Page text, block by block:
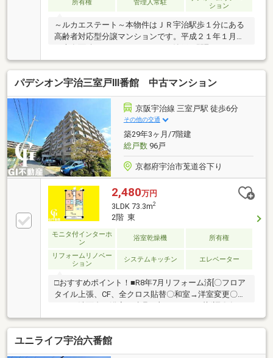
ーム・理容室サロン
所有権 管理人常駐
ション
～ルカエステート～本物件はＪＲ宇治駅歩１分にある
高齢者対応型分譲マンションです。平成２１年１月築
階部分の南東向きですので日当たり・通風・眺望良好
です。室内は令和8年4月に【全室クロス貼替、畳表
替、ハウスクリーニング等】を実施しております。お
問合せは【ルカエステート】までお気軽にお問合せ下
さい。～室内設備～・バリアフリー・LD床暖房・浴室
暖房乾燥機付・TVモニター付インターホン 等～共用
施設～・リラクゼーションルーム・大浴場 ・集会
室・レストラン・ペット洗い場・健康相談室・シアタ
ールーム・理容室
パデシオン宇治三室戸Ⅲ番館 中古マンション
京阪宇治線 三室戸駅 徒歩6分
その他の交通
築29年3ヶ月/7階建
総戸数96戸
京都府宇治市莵道谷下り
2,480万円
3LDK 73.3m2
2階 東
モニタ付インターホ
ン
浴室乾燥機 所有権
リフォームリノベー
ション
システムキッチン エレベーター
□おすすめポイント！■R8年7月リフォーム済[〇フロア
タイル上張、CF、全クロス貼替〇和室→洋室変更〇ト
イレ、洗面台、浴室、建具一部、ドアノブ新調〇各種
リペア〇洗い工事]■オートロック・EV付マンション
♪■3LDKと安心の部屋数♪■東向で陽当りも良し！■駐車
場11000円/月、バイク置場700円/月、駐輪場無料※各
空き要確認□近隣環境■京阪「三室戸」徒歩7分
ユニライフ宇治六番館